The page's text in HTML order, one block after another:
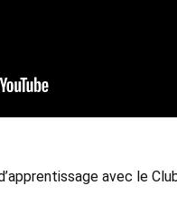
avec le